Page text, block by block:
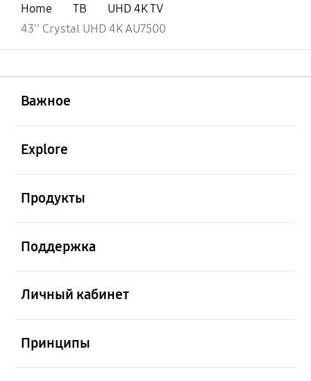
Home ТВ
UHD 4K TV
43'' Crystal UHD 4K AU7500
Важное
Explore
Продукты
Поддержка
Личный кабинет
Принципы